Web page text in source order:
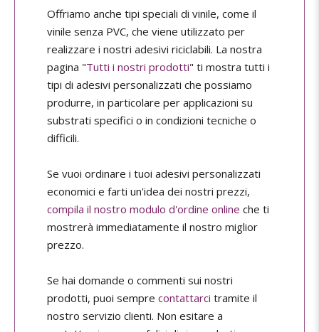
Offriamo anche tipi speciali di vinile, come il
vinile senza PVC, che viene utilizzato per
realizzare i nostri adesivi riciclabili. La nostra
pagina "Tutti i nostri prodotti" ti mostra tutti i
tipi di adesivi personalizzati che possiamo
produrre, in particolare per applicazioni su
substrati specifici o in condizioni tecniche o
difficili.
Se vuoi ordinare i tuoi adesivi personalizzati
economici e farti un'idea dei nostri prezzi,
compila il nostro modulo d'ordine online che ti
mostrerà immediatamente il nostro miglior
prezzo.
Se hai domande o commenti sui nostri
prodotti, puoi sempre contattarci tramite il
nostro servizio clienti. Non esitare a